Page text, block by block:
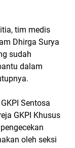
tim medis
Dhirga Surya
sudah
dalam
Sentosa
GKPI Khusus
oleh seksi